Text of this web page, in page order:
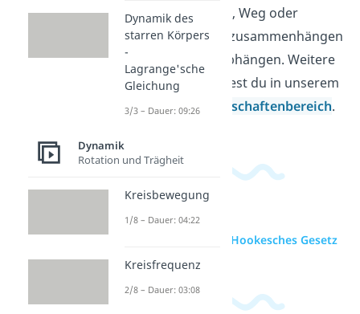
Größen wie Kraft, Weg oder
Beschleunigung zusammenhängen
und wovon sie abhängen. Weitere
Videos dazu findest du in unserem
Ingenieurwissenschaftenbereich.
zur Videoseite: Hookesches Gesetz
Dynamik des
starren Körpers
-
Lagrange'sche
Gleichung
3/3 – Dauer: 09:26
Dynamik
Rotation und Trägheit
Kreisbewegung
1/8 – Dauer: 04:22
Kreisfrequenz
2/8 – Dauer: 03:08